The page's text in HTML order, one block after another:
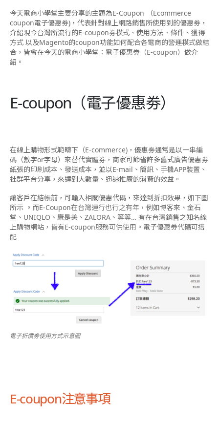
今天電商小學堂主要分享的主題為E-Coupon （Ecommerce
coupon電子優惠劵)，代表針對線上網路銷售所使用到的優惠劵，
介紹現今台灣所流行的E-coupon劵模式、使用方法、條件、獲得
方式 以及Magento的coupon功能如何配合各電商的營運模式做結
合，皆會在今天的電商小學堂：電子優惠劵（E-coupon）做介
紹。
E-coupon（電子優惠劵）
在線上購物形式範疇下（E-commerce)，優惠劵通常是以一串編
碼（數字or字母）來替代實體劵，商家可節省許多舊式廣告優惠劵
紙張的印刷成本、發送成本，並以E-mail、簡訊、手機APP裝置、
社群平台分享，來達到大數量、迅速推廣的消費的效益。
讓客戶在結帳前，可輸入相關優惠代碼，來達到折扣效果，如下圖
所示 。而E-Coupon在台灣運行也行之有年，例如博客來、金石
堂、UNIQLO、康是美、ZALORA、等等… 有在台灣銷售之知名線
上購物網站，皆有E-coupon服務可供使用。電子優惠劵代碼可搭
配
電子折價劵使用方式示意圖
E-coupon注意事項